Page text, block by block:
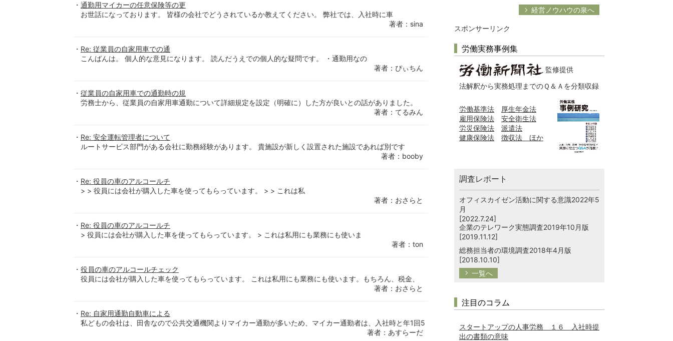
通勤用マイカーの任意保険等の更
お世話になっております。 皆様の会社でどうされているか教えてください。 弊社では、入社時に車
著者：sina
Re: 従業員の自家用車での通
こんばんは。 個人的な意見になります。 読んだうえでの個人的な疑問です。 ・通勤用なの
著者：ぴぃちん
従業員の自家用車での通勤時の規
労務士から、従業員の自家用車通勤について詳細規定を設定（明確に）した方が良いとの話がありました。
著者：てるみん
Re: 安全運転管理者について
ルートサービス部門がある会社に勤務経験があります。 貴施設が新しく設置された施設であれば別です
著者：booby
Re: 役員の車のアルコールチ
> > 役員には会社が購入した車を使ってもらっています。 > > これは私
著者：おさらと
Re: 役員の車のアルコールチ
> 役員には会社が購入した車を使ってもらっています。 > これは私用にも業務にも使いま
著者：ton
役員の車のアルコールチェック
役員には会社が購入した車を使ってもらっています。 これは私用にも業務にも使います。もちろん、税金、
著者：おさらと
Re: 自家用通勤自動車による
私どもの会社は、田舎なので公共交通機関よりマイカー通勤が多いため、マイカー通勤者は、入社時と年1回5
著者：あすらーだ
経営ノウハウの泉へ
スポンサーリンク
労働実務事例集
監修提供
法解釈から実務処理までのＱ＆Ａを分類収録
労働基準法
厚生年金法
雇用保険法
安全衛生法
労災保険法
派遣法
健康保険法
徴収法 ほか
調査レポート
オフィスカイゼン活動に関する意識2022年5
月
[2022.7.24]
企業のテレワーク実態調査2019年10月版
[2019.11.12]
総務担当者の環境調査2018年4月版
[2018.10.10]
一覧へ
注目のコラム
スタートアップの人事労務 １６ 入社時提
出の書類の意味